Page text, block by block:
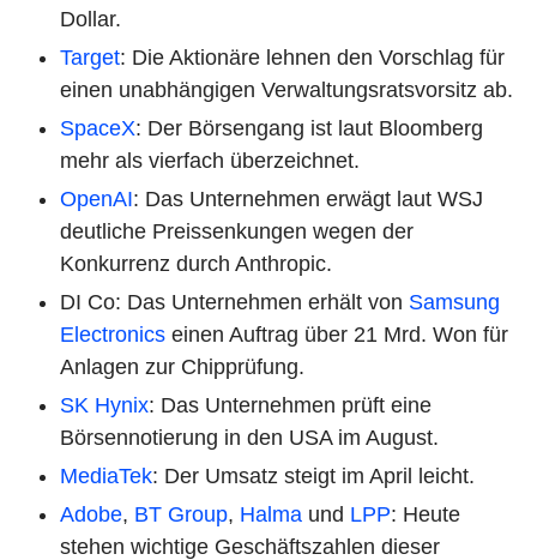
Dollar.
Target: Die Aktionäre lehnen den Vorschlag für
einen unabhängigen Verwaltungsratsvorsitz ab.
SpaceX: Der Börsengang ist laut Bloomberg
mehr als vierfach überzeichnet.
OpenAI: Das Unternehmen erwägt laut WSJ
deutliche Preissenkungen wegen der
Konkurrenz durch Anthropic.
DI Co: Das Unternehmen erhält von Samsung
Electronics einen Auftrag über 21 Mrd. Won für
Anlagen zur Chipprüfung.
SK Hynix: Das Unternehmen prüft eine
Börsennotierung in den USA im August.
MediaTek: Der Umsatz steigt im April leicht.
Adobe, BT Group, Halma und LPP: Heute
stehen wichtige Geschäftszahlen dieser